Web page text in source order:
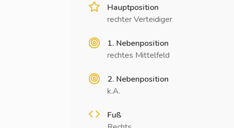
Hauptposition
rechter Verteidiger
1. Nebenposition
rechtes Mittelfeld
2. Nebenposition
k.A.
Fuß